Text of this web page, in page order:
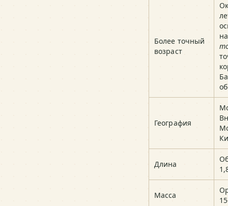
Более точный
возраст
География
Длина
Масса